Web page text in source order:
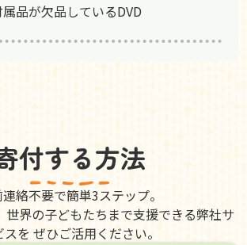
品が欠品しているDVD
付する方法
絡不要で簡単3ステップ。
世界の子どもたちまで支援できる弊社サ
スを ぜひご活用ください。